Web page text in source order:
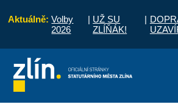
Aktuálně: Volby
2026
| UŽ SU
ZLÍŇÁK!
|